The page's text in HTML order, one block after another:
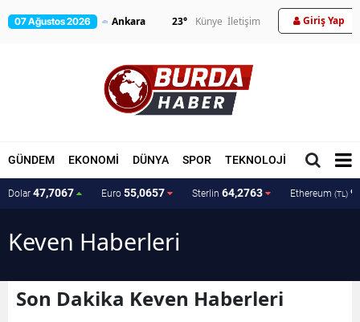
07 Ağustos 2026 23° Künye İletişim Giriş Yap
GÜNDEM EKONOMİ DÜNYA SPOR TEKNOLOJİ MAGAZİN
Dolar 47,7067 Euro 55,0657 Sterlin 64,2763 Ethereum (TL)
Keven Haberleri
Son Dakika Keven Haberleri